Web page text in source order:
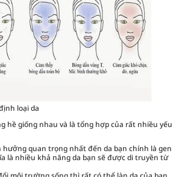
loại da
hề giống nhau và là tổng hợp của rất nhiều yếu
hưởng quan trọng nhất đến da bạn chính là gen
là nhiều khả năng da bạn sẽ được di truyền từ